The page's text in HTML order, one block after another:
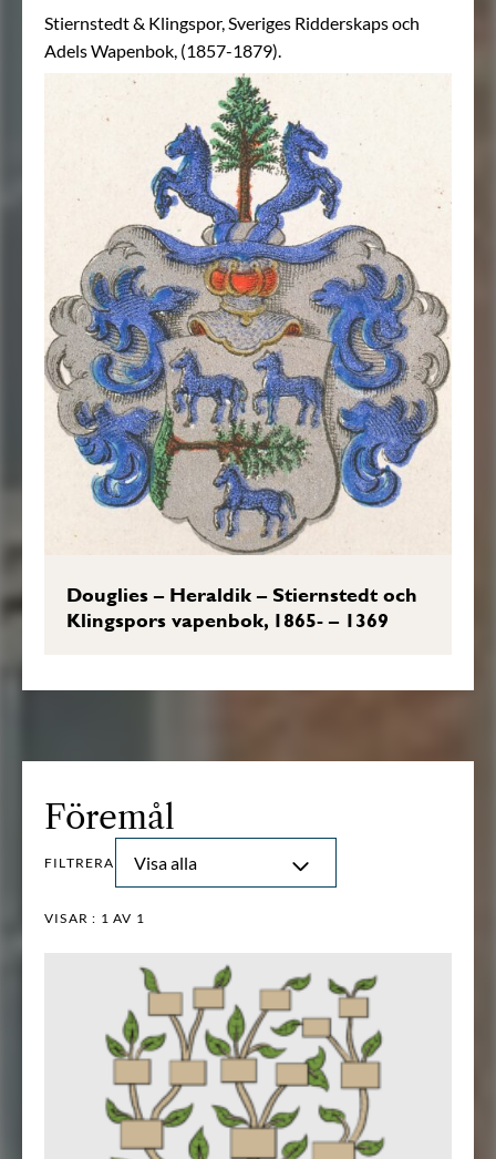
Stiernstedt & Klingspor, Sveriges Ridderskaps och
Adels Wapenbok, (1857-1879).
Douglies – Heraldik – Stiernstedt och
Klingspors vapenbok, 1865- – 1369
Föremål
FILTRERA Visa alla
VISAR : 1 AV 1